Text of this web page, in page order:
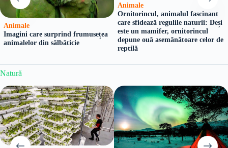
Animale
Imagini care surprind frumusețea
animalelor din sălbăticie
Animale
Ornitorincul, animalul fascinant
care sfidează regulile naturii: Deși
este un mamifer, ornitorincul
depune ouă asemănătoare celor de
reptilă
Natură